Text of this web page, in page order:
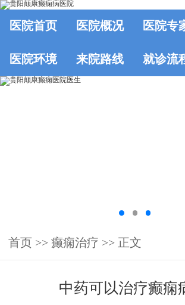
医院首页 医院概况 医院专
医院环境 来院路线 就诊流
首页 >> 癫痫治疗 >> 正文
中药可以治疗癫痫